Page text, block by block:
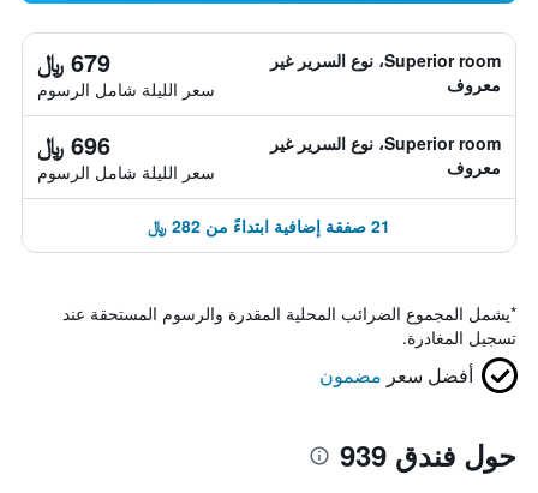
Superior room، نوع السرير غير
معروف
679 ﷼
سعر الليلة شامل الرسوم
Superior room، نوع السرير غير
معروف
696 ﷼
سعر الليلة شامل الرسوم
21 صفقة إضافية ابتداءً من 282 ﷼
*يشمل المجموع الضرائب المحلية المقدرة والرسوم المستحقة عند
تسجيل المغادرة.
أفضل سعر مضمون
حول فندق 939